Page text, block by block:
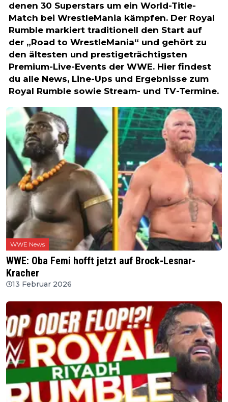
denen 30 Superstars um ein World-Title-
Match bei WrestleMania kämpfen. Der Royal
Rumble markiert traditionell den Start auf
der „Road to WrestleMania“ und gehört zu
den ältesten und prestigeträchtigsten
Premium-Live-Events der WWE. Hier findest
du alle News, Line-Ups und Ergebnisse zum
Royal Rumble sowie Stream- und TV-Termine.
WWE News
WWE: Oba Femi hofft jetzt auf Brock-Lesnar-
Kracher
13 Februar 2026